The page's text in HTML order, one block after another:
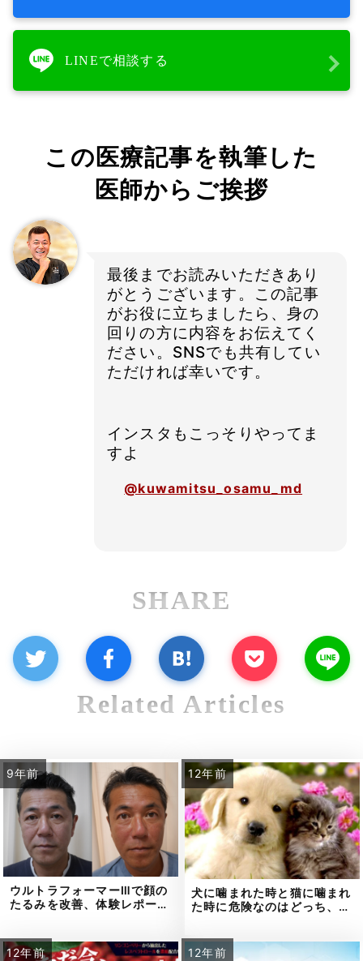
LINEで相談する
この医療記事を執筆した
医師からご挨拶
最後までお読みいただきあり
がとうございます。この記事
がお役に立ちましたら、身の
回りの方に内容をお伝えてく
ださい。SNSでも共有してい
ただければ幸いです。
インスタもこっそりやってま
すよ
@kuwamitsu_osamu_md
SHARE
Related Articles
9年前
ウルトラフォーマーⅢで顔の
たるみを改善、体験レポー…
12年前
犬に噛まれた時と猫に噛まれ
た時に危険なのはどっち、…
12年前 12年前